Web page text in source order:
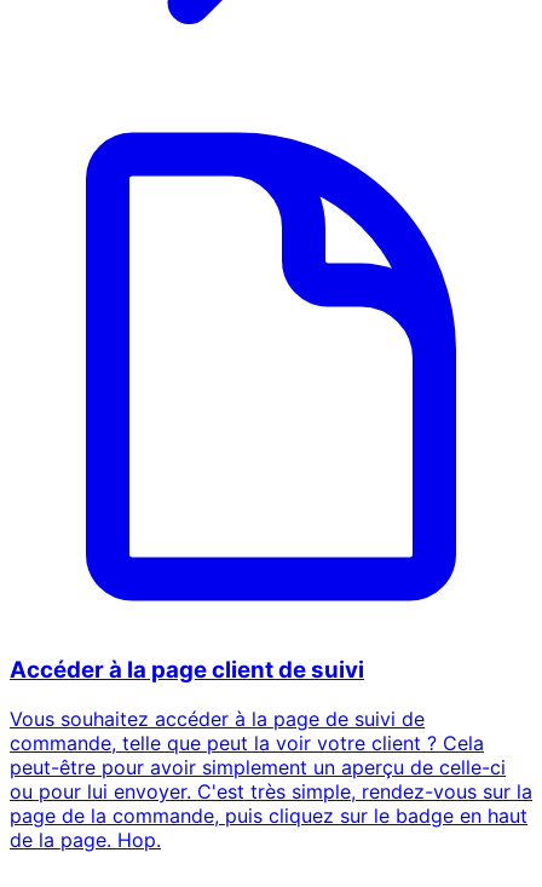
Accéder à la page client de suivi
Vous souhaitez accéder à la page de suivi de
commande, telle que peut la voir votre client ? Cela
peut-être pour avoir simplement un aperçu de celle-ci
ou pour lui envoyer. C'est très simple, rendez-vous sur la
page de la commande, puis cliquez sur le badge en haut
de la page. Hop.